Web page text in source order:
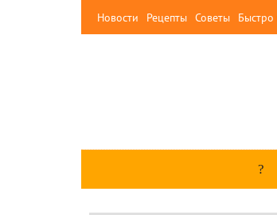
Новости Рецепты Советы Быстро